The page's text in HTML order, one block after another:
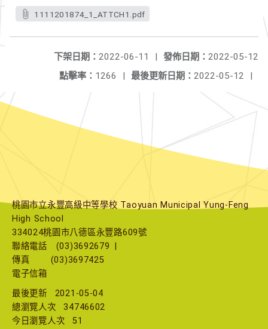
1111201874_1_ATTCH1.pdf
發佈日期： 2022-05-12
下架日期： 2022-06-11
|
最後更新日期： 2022-05-12 |
點擊率： 1266 |
桃園市立永豐高級中等學校 Taoyuan Municipal Yung-Feng
High School
334024桃園市八德區永豐路609號
聯絡電話
(03)3692679
傳真
(03)3697425
電子信箱
最後更新
2021-05-04
總瀏覽人次
34746602
今日瀏覽人次
51